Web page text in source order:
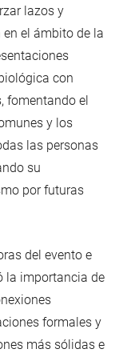
lazos y
el ámbito de la
con
fomentando el
y los
las personas
su
por futuras
del evento e
la importancia de
formales y
más sólidas e